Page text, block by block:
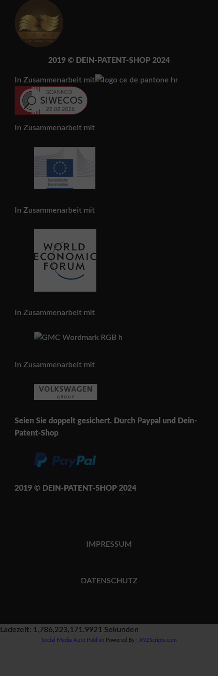
2019 © DEIN-PATENT-SHOP 2024
In Zusammenarbeit mit
In Zusammenarbeit mit
In Zusammenarbeit mit
In Zusammenarbeit mit
In Zusammenarbeit mit
Seien Sie doppelt gesichert. Durch Paypal und Dein-
Patent-Shop
2019 © DEIN-PATENT-SHOP 2024
IMPRESSUM
DATENSCHUTZ
Ladezeit: 1,786,223,171.9921 Sekunden
Social Media Auto Publish Powered By : XYZScripts.com